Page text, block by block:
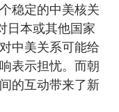
稳定的中美核关
日本或其他国家
中美关系可能给
表示担忧。而朝
的互动带来了新